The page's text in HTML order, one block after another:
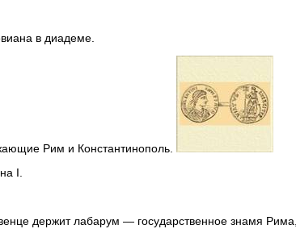
в диадеме.
Рим и Константинополь.
I.
держит лабарум — государственное знамя